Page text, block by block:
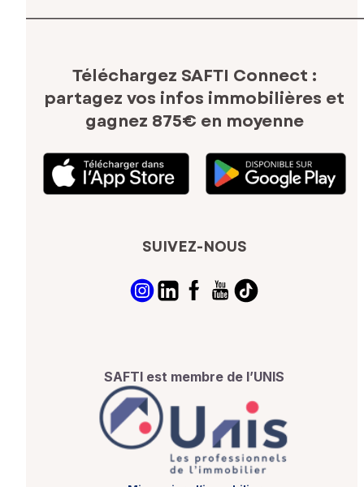
Téléchargez SAFTI Connect :
partagez vos infos immobilières et
gagnez 875€ en moyenne
SUIVEZ-NOUS
SAFTI est membre de l’UNIS